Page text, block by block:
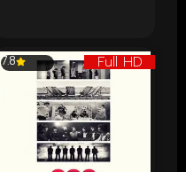
Full HD
7.8